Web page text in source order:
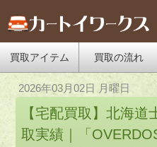
買取アイテム 買取の流れ
2026年03月02日 月曜日
【宅配買取】北海
取実績｜「